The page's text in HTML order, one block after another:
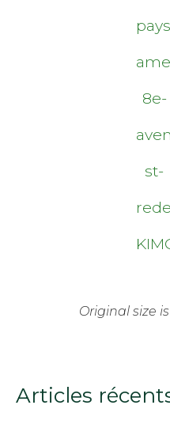
8e-
st-
Original size is
Articles